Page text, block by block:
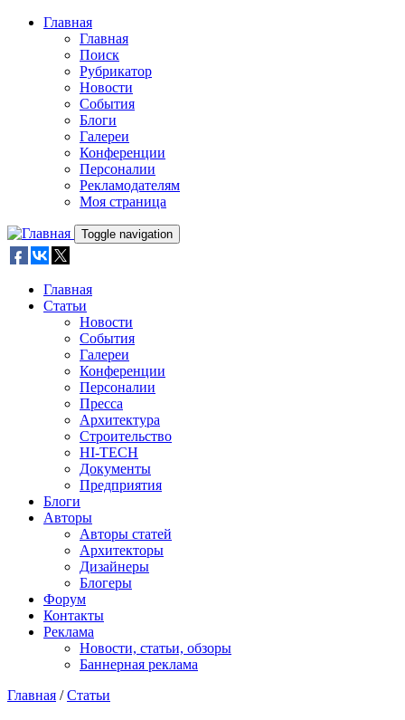
Skip to main content
Главная
Главная
Поиск
Рубрикатор
Новости
События
Блоги
Галереи
Конференции
Персоналии
Рекламодателям
Моя страница
Toggle navigation
Главная
Статьи
Новости
События
Галереи
Конференции
Персоналии
Пресса
Архитектура
Строительство
HI-TECH
Документы
Предприятия
Блоги
Авторы
Авторы статей
Архитекторы
Дизайнеры
Блогеры
Форум
Контакты
Реклама
Новости, статьи, обзоры
Баннерная реклама
Главная / Статьи